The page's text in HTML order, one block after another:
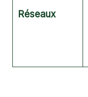
Réseaux